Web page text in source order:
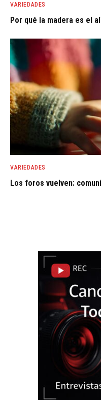
VARIEDADES
Por qué la madera es el
VARIEDADES
Los foros vuelven: